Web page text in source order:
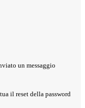
un messaggio
il reset della password